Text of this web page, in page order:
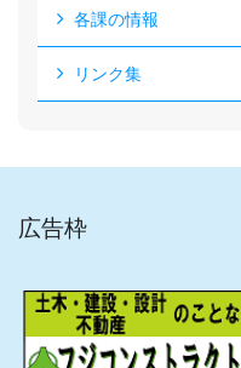
各課の情報
リンク集
広告枠